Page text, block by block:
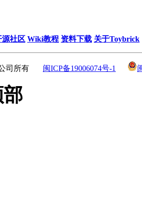
源社区 Wiki教程 资料下载 关于Toybrick
公司所有 闽ICP备19006074号-1
部